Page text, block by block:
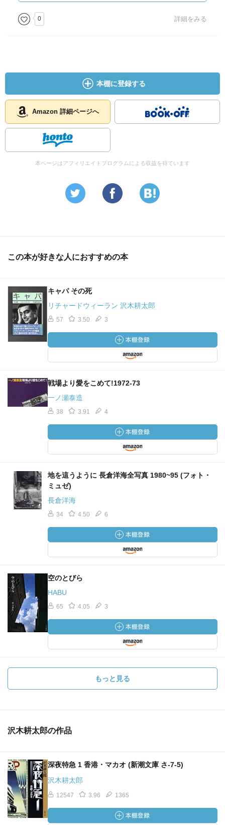
0 詳細をみる
本棚に登録する
Amazon 詳細ページへ
本ページはアフィリエイトプログラムによる収益を得ています
この本が好きな人におすすめの本
キャパ その死
リチャードウィーラン 沢木耕太郎
57 3.50 3
戦場より愛をこめて!1972‐73
一ノ瀬泰造
38 3.91 4
地を這うように 長倉洋海全写真 1980~95 (フォト・
ミュゼ)
長倉洋海
34 4.50 6
空のとびら
HABU
65 4.05 3
もっと見る
沢木耕太郎の作品
深夜特急 1 香港・マカオ (新潮文庫 さ-7-5)
沢木耕太郎
12547 3.96 1365